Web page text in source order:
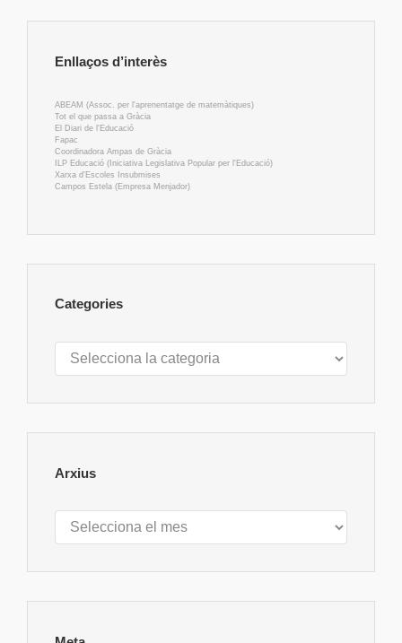
Enllaços d’interès
ABEAM (Assoc. per l'aprenentatge de matemàtiques)
Tot el que passa a Gràcia
El Diari de l'Educació
Fapac
Coordinadora Ampas de Gràcia
ILP Educació (Iniciativa Legislativa Popular per l'Educació)
Xarxa d'Escoles Insubmises
Campos Estela (Empresa Menjador)
Categories
Categories
Arxius
Arxius